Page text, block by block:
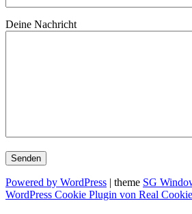
Deine Nachricht
Powered by WordPress | theme SG
WordPress Cookie Plugin von Real